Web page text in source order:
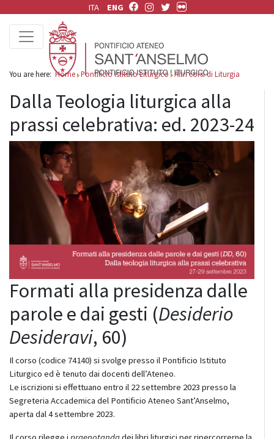
ITA ENG
You are here:Home Pontificio Istituto Liturgico Altri corsi di Liturgia
Dalla Teologia liturgica alla
prassi celebrativa: ed. 2023-24
Formati alla presidenza dalle
parole e dai gesti (Desiderio
Desideravi, 60)
Il corso (codice 74140) si svolge presso il Pontificio Istituto
Liturgico ed è tenuto dai docenti dell’Ateneo.
Le iscrizioni si effettuano entro il 22 settembre 2023 presso la
Segreteria Accademica del Pontificio Ateneo Sant’Anselmo,
aperta dal 4 settembre 2023.